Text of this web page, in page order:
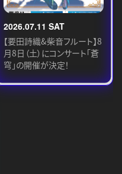
2026.07.11 SAT
【要田詩織&柴音フルート】8
月8日（土）にコンサート「蒼
穹」の開催が決定！